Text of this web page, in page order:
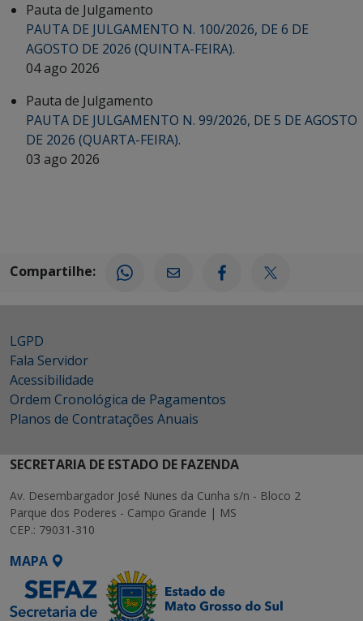
Pauta de Julgamento
PAUTA DE JULGAMENTO N. 100/2026, DE 6 DE
AGOSTO DE 2026 (QUINTA-FEIRA).
04 ago 2026
Pauta de Julgamento
PAUTA DE JULGAMENTO N. 99/2026, DE 5 DE AGOSTO
DE 2026 (QUARTA-FEIRA).
03 ago 2026
Compartilhe:
LGPD
Fala Servidor
Acessibilidade
Ordem Cronológica de Pagamentos
Planos de Contratações Anuais
SECRETARIA DE ESTADO DE FAZENDA
Av. Desembargador José Nunes da Cunha s/n - Bloco 2
Parque dos Poderes - Campo Grande | MS
CEP.: 79031-310
MAPA